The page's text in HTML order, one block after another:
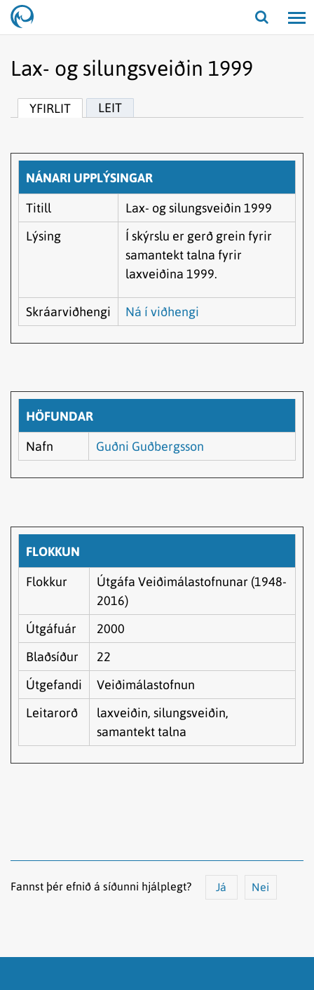
Opna/
Lax- og silungsveiðin 1999
YFIRLIT LEIT
NÁNARI UPPLÝSINGAR
Titill
Lax- og silungsveiðin 1999
Lýsing
Í skýrslu er gerð grein fyrir
samantekt talna fyrir
laxveiðina 1999.
Skráarviðhengi Ná í viðhengi
HÖFUNDAR
Nafn Guðni Guðbergsson
FLOKKUN
Flokkur
Útgáfa Veiðimálastofnunar (1948-
2016)
Útgáfuár
2000
Blaðsíður
22
Útgefandi
Veiðimálastofnun
Leitarorð
laxveiðin, silungsveiðin,
samantekt talna
Fannst þér efnið á síðunni hjálplegt? Já Nei